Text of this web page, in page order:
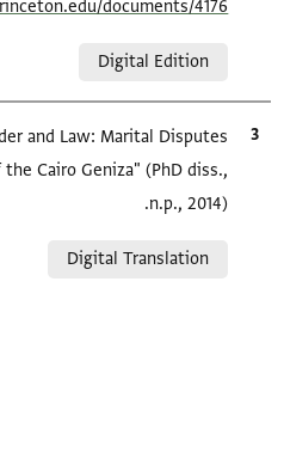
documents/4176/
Digital Edition
الاقتباس المرجعي
and Law: Marital Disputes
Cairo Geniza" (PhD diss.,
n.p., 2014).
Digital Translation